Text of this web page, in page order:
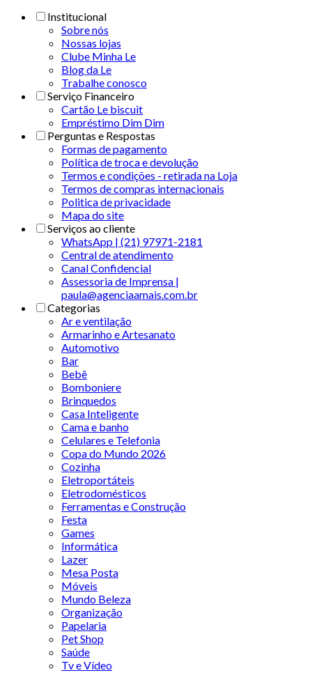
Institucional
Sobre nós
Nossas lojas
Clube Minha Le
Blog da Le
Trabalhe conosco
Serviço Financeiro
Cartão Le biscuit
Empréstimo Dim Dim
Perguntas e Respostas
Formas de pagamento
Política de troca e devolução
Termos e condições - retirada na Loja
Termos de compras internacionais
Politica de privacidade
Mapa do site
Serviços ao cliente
WhatsApp | (21) 97971-2181
Central de atendimento
Canal Confidencial
Assessoria de Imprensa |
paula@agenciaamais.com.br
Categorias
Ar e ventilação
Armarinho e Artesanato
Automotivo
Bar
Bebê
Bomboniere
Brinquedos
Casa Inteligente
Cama e banho
Celulares e Telefonia
Copa do Mundo 2026
Cozinha
Eletroportáteis
Eletrodomésticos
Ferramentas e Construção
Festa
Games
Informática
Lazer
Mesa Posta
Móveis
Mundo Beleza
Organização
Papelaria
Pet Shop
Saúde
Tv e Vídeo